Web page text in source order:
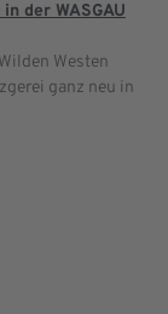
in der WASGAU
Westen
ganz neu in